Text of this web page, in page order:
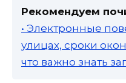
Рекомендуем
• Электронные
улицах, сроки
что важно знать